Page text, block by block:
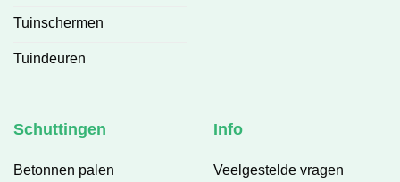
Tuinschermen
Tuindeuren
Schuttingen
Betonnen palen
Info
Veelgestelde vragen